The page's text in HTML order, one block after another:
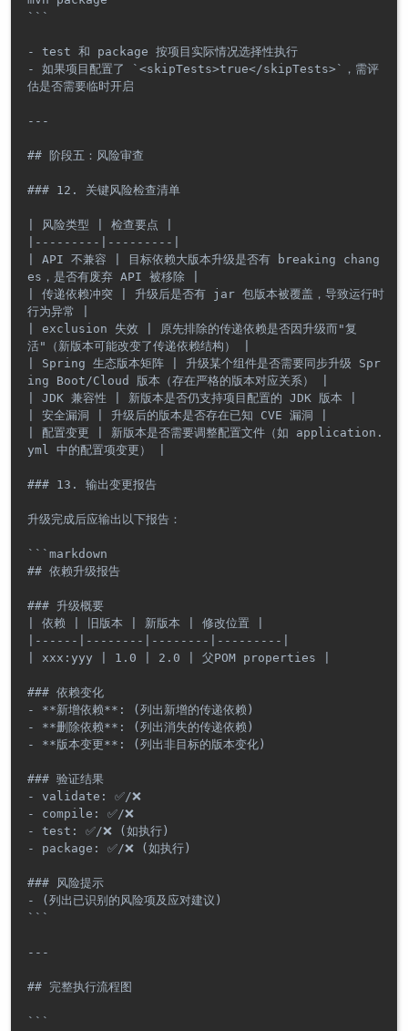
```
- test 和 package 按项目实际情况选择性执行
- 如果项目配置了 `<skipTests>true</skipTests>`，需评
估是否需要临时开启
---
## 阶段五：风险审查
### 12. 关键风险检查清单
| 风险类型 | 检查要点 |
|---------|---------|
| API 不兼容 | 目标依赖大版本升级是否有 breaking chang
es，是否有废弃 API 被移除 |
| 传递依赖冲突 | 升级后是否有 jar 包版本被覆盖，导致运行时
行为异常 |
| exclusion 失效 | 原先排除的传递依赖是否因升级而"复
活"（新版本可能改变了传递依赖结构） |
| Spring 生态版本矩阵 | 升级某个组件是否需要同步升级 Spr
ing Boot/Cloud 版本（存在严格的版本对应关系） |
| JDK 兼容性 | 新版本是否仍支持项目配置的 JDK 版本 |
| 安全漏洞 | 升级后的版本是否存在已知 CVE 漏洞 |
| 配置变更 | 新版本是否需要调整配置文件（如 application.
yml 中的配置项变更） |
### 13. 输出变更报告
升级完成后应输出以下报告：
```markdown
## 依赖升级报告
### 升级概要
| 依赖 | 旧版本 | 新版本 | 修改位置 |
|------|--------|--------|---------|
| xxx:yyy | 1.0 | 2.0 | 父POM properties |
### 依赖变化
- **新增依赖**: (列出新增的传递依赖)
- **删除依赖**: (列出消失的传递依赖)
- **版本变更**: (列出非目标的版本变化)
### 验证结果
- validate: ✅/❌
- compile: ✅/❌
- test: ✅/❌ (如执行)
- package: ✅/❌ (如执行)
### 风险提示
- (列出已识别的风险项及应对建议)
```
---
## 完整执行流程图
```